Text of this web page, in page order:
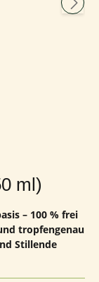
Sternen
ml)
– 100 % frei
tropfengenau
Stillende